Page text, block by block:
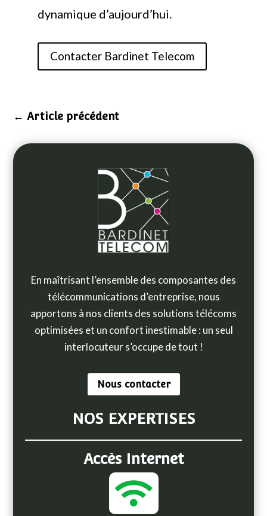
dynamique d’aujourd’hui.
Contacter Bardinet Telecom
←Article précédent
En maîtrisant l’ensemble des composantes des
télécommunications d’entreprise, nous
apportons à nos clients des solutions télécoms
optimisées et un confort inestimable : un seul
interlocuteur s’occupe de tout !
Nous contacter
NOS EXPERTISES
Accès Internet
